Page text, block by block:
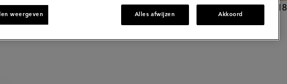
Gepubliceerd op:
21-03-18
Bewerkt op: 09-12-2022
weergeven Alles afwijzen Akkoord